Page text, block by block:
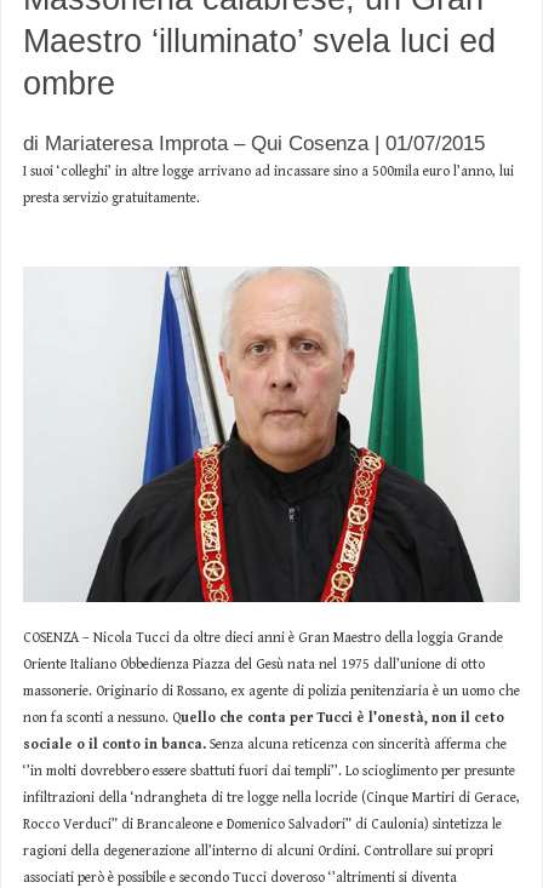
Maestro ‘illuminato’ svela luci ed
ombre
di Mariateresa Improta – Qui Cosenza | 01/07/2015
I suoi ‘colleghi’ in altre logge arrivano ad incassare sino a 500mila euro l’anno, lui
presta servizio gratuitamente.
COSENZA – Nicola Tucci da oltre dieci anni è Gran Maestro della loggia Grande
Oriente Italiano Obbedienza Piazza del Gesù nata nel 1975 dall’unione di otto
massonerie. Originario di Rossano, ex agente di polizia penitenziaria è un uomo che
non fa sconti a nessuno. Quello che conta per Tucci è l’onestà, non il ceto
sociale o il conto in banca.Senza alcuna reticenza con sincerità afferma che
‘’in molti dovrebbero essere sbattuti fuori dai templi’’. Lo scioglimento per presunte
infiltrazioni della ‘ndrangheta di tre logge nella locride (Cinque Martiri di Gerace,
Rocco Verduci” di Brancaleone e Domenico Salvadori” di Caulonia) sintetizza le
ragioni della degenerazione all’interno di alcuni Ordini. Controllare sui propri
associati però è possibile e secondo Tucci doveroso ‘’altrimenti si diventa